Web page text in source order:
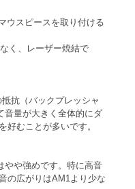
ウスピースを取り付ける
く、レーザー焼結で
抗（バックプレッシャ
音量が大きく全体的にダ
むことが多いです。
やや強めです。特に高音
の広がりはAM1より少な